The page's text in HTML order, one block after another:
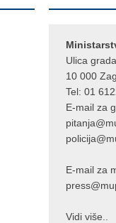
Ulica
10 000
Tel: 01
E-mail za
E-mail za
Vidi više..